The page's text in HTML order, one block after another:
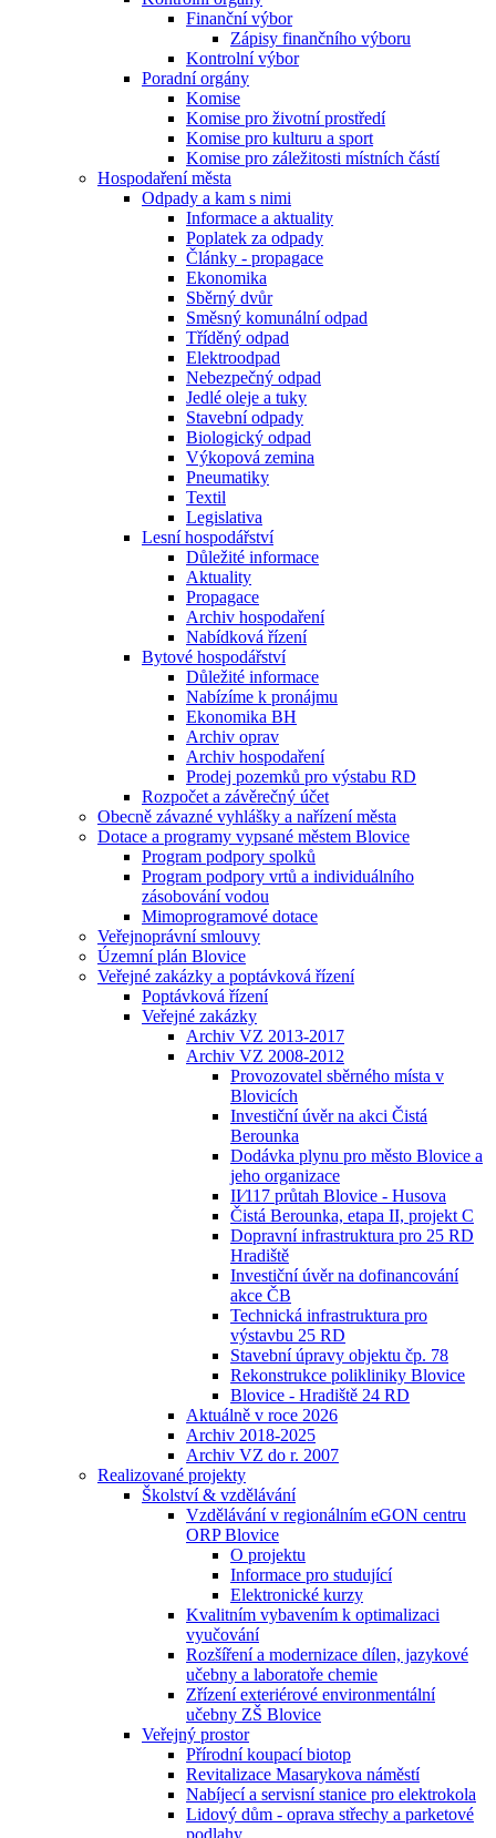
Finanční výbor
Zápisy finančního výboru
Kontrolní výbor
Poradní orgány
Komise
Komise pro životní prostředí
Komise pro kulturu a sport
Komise pro záležitosti místních částí
Hospodaření města
Odpady a kam s nimi
Informace a aktuality
Poplatek za odpady
Články - propagace
Ekonomika
Sběrný dvůr
Směsný komunální odpad
Tříděný odpad
Elektroodpad
Nebezpečný odpad
Jedlé oleje a tuky
Stavební odpady
Biologický odpad
Výkopová zemina
Pneumatiky
Textil
Legislativa
Lesní hospodářství
Důležité informace
Aktuality
Propagace
Archiv hospodaření
Nabídková řízení
Bytové hospodářství
Důležité informace
Nabízíme k pronájmu
Ekonomika BH
Archiv oprav
Archiv hospodaření
Prodej pozemků pro výstabu RD
Rozpočet a závěrečný účet
Obecně závazné vyhlášky a nařízení města
Dotace a programy vypsané městem Blovice
Program podpory spolků
Program podpory vrtů a individuálního
zásobování vodou
Mimoprogramové dotace
Veřejnoprávní smlouvy
Územní plán Blovice
Veřejné zakázky a poptávková řízení
Poptávková řízení
Veřejné zakázky
Archiv VZ 2013-2017
Archiv VZ 2008-2012
Provozovatel sběrného místa v
Blovicích
Investiční úvěr na akci Čistá
Berounka
Dodávka plynu pro město Blovice a
jeho organizace
II⁄117 průtah Blovice - Husova
Čistá Berounka, etapa II, projekt C
Dopravní infrastruktura pro 25 RD
Hradiště
Investiční úvěr na dofinancování
akce ČB
Technická infrastruktura pro
výstavbu 25 RD
Stavební úpravy objektu čp. 78
Rekonstrukce polikliniky Blovice
Blovice - Hradiště 24 RD
Aktuálně v roce 2026
Archiv 2018-2025
Archiv VZ do r. 2007
Realizované projekty
Školství & vzdělávání
Vzdělávání v regionálním eGON centru
ORP Blovice
O projektu
Informace pro studující
Elektronické kurzy
Kvalitním vybavením k optimalizaci
vyučování
Rozšíření a modernizace dílen, jazykové
učebny a laboratoře chemie
Zřízení exteriérové environmentální
učebny ZŠ Blovice
Veřejný prostor
Přírodní koupací biotop
Revitalizace Masarykova náměstí
Nabíjecí a servisní stanice pro elektrokola
Lidový dům - oprava střechy a parketové
podlahy